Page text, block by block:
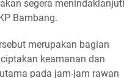
segera menindaklanjuti
Bambang.
merupakan bagian
keamanan dan
pada jam-jam rawan